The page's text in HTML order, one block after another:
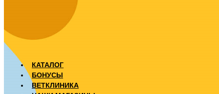
КАТАЛОГ
БОНУСЫ
ВЕТКЛИНИКА